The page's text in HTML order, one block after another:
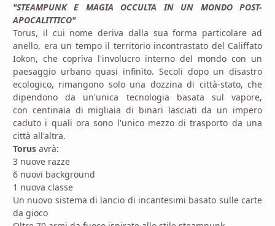
"STEAMPUNK E MAGIA OCCULTA IN UN MONDO POST-
APOCALITTICO"
Torus, il cui nome deriva dalla sua forma particolare ad
anello, era un tempo il territorio incontrastato del Califfato
Iokon, che copriva l'involucro interno del mondo con un
paesaggio urbano quasi infinito. Secoli dopo un disastro
ecologico, rimangono solo una dozzina di città-stato, che
dipendono da un'unica tecnologia basata sul vapore,
con centinaia di migliaia di binari lasciati da un impero
caduto i quali ora sono l'unico mezzo di trasporto da una
città all'altra.
Torus avrà:
3 nuove razze
6 nuovi background
1 nuova classe
Un nuovo sistema di lancio di incantesimi basato sulle carte
da gioco